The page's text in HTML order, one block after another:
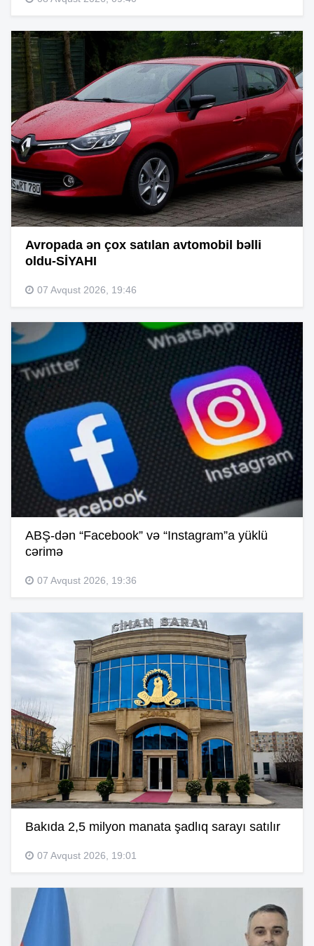
Avropada ən çox satılan avtomobil bəlli
oldu-SİYAHI
07 Avqust 2026, 19:46
ABŞ-dən “Facebook” və “Instagram”a yüklü
cərimə
07 Avqust 2026, 19:36
Bakıda 2,5 milyon manata şadlıq sarayı satılır
07 Avqust 2026, 19:01